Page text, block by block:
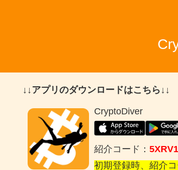
↓↓アプリのダウンロードはこちら↓↓
CryptoDiver
紹介コード：
初期登録時、紹介